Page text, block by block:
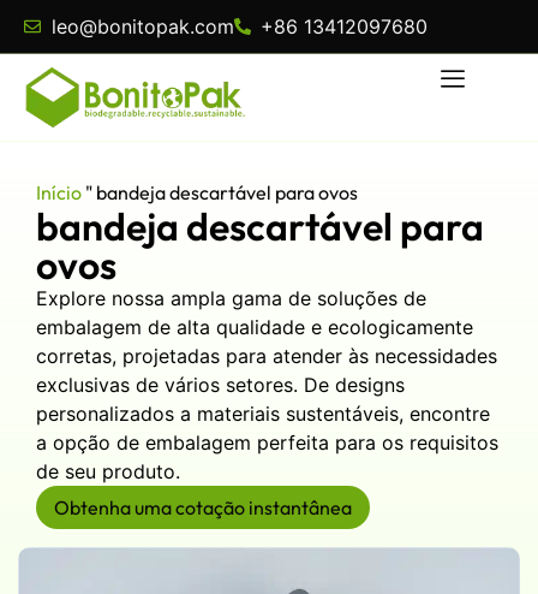
leo@bonitopak.com +86 13412097680
Início " bandeja descartável para ovos
bandeja descartável para
ovos
Explore nossa ampla gama de soluções de
embalagem de alta qualidade e ecologicamente
corretas, projetadas para atender às necessidades
exclusivas de vários setores. De designs
personalizados a materiais sustentáveis, encontre
a opção de embalagem perfeita para os requisitos
de seu produto.
Obtenha uma cotação instantânea